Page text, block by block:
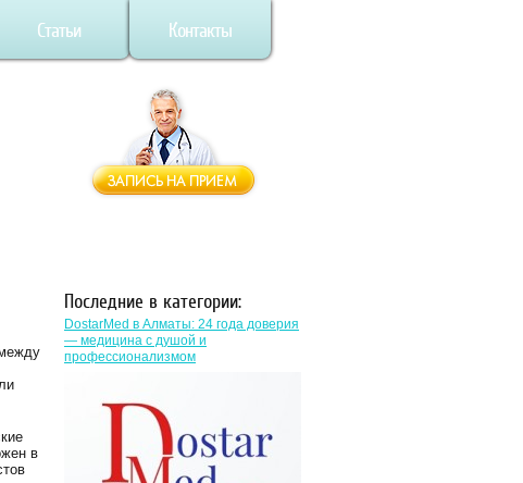
Статьи Контакты
в
Последние в категории:
DostarMed в Алматы: 24 года доверия
— медицина с душой и
профессионализмом